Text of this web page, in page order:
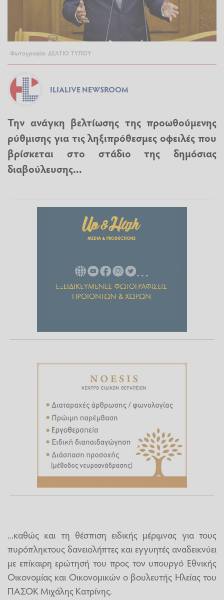
Φωτογραφία: ΔΕΛΤΙΟ ΤΥΠΟΥ
ILIALIVE NEWSROOM
Την ανάγκη βελτίωσης της προωθούμενης
ρύθμισης για τις ληξιπρόθεσμες οφειλές που
βρίσκεται στο στάδιο της δημόσιας
διαβούλευσης...
...καθώς και τη θέσπιση ειδικής μέριμνας για τους
πυρόπληκτους δανειολήπτες και εγγυητές αναδεικνύει
με επίκαιρη ερώτησή του προς τον υπουργό Εθνικής
Οικονομίας και Οικονομικών ο βουλευτής Ηλείας του
ΠΑΣΟΚ Μιχάλης Κατρίνης.